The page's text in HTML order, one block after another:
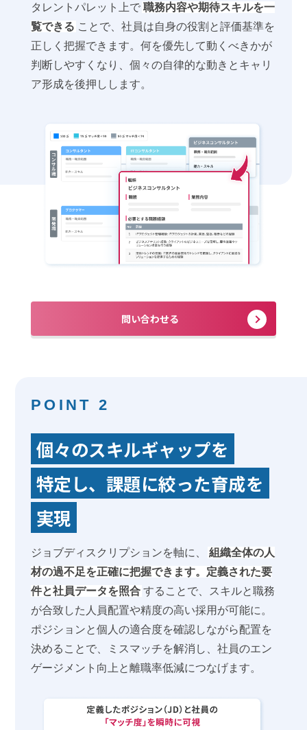
タレントパレット上で 職務内容や期待スキルを一
覧できる ことで、社員は自身の役割と評価基準を
正しく把握できます。何を優先して動くべきかが
判断しやすくなり、個々の自律的な動きとキャリ
ア形成を後押しします。
問い合わせる
POINT 2
個々のスキルギャップを
特定し、課題に絞った育成を
実現
ジョブディスクリプションを軸に、
組織全体の人
材の過不足を正確に把握できます。定義された要
件と社員データを照合 することで、スキルと職務
が合致した人員配置や精度の高い採用が可能に。
ポジションと個人の適合度を確認しながら配置を
決めることで、ミスマッチを解消し、社員のエン
ゲージメント向上と離職率低減につなげます。